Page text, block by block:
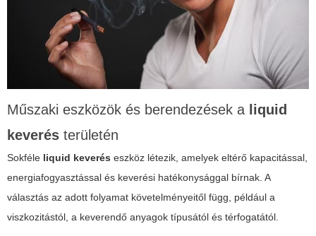
Műszaki eszközök és berendezések a liquid
keverés területén
Sokféle liquid keverés eszköz létezik, amelyek eltérő kapacitással,
energiafogyasztással és keverési hatékonysággal bírnak. A
választás az adott folyamat követelményeitől függ, például a
viszkozitástól, a keverendő anyagok típusától és térfogatától.